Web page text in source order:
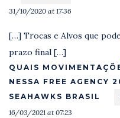
31/10/2020 at 17:36
[…] Trocas e Alvos que
prazo final […]
QUAIS
NESSA FREE AGENCY
SEAHAWKS BRASIL
16/03/2021 at 07:23